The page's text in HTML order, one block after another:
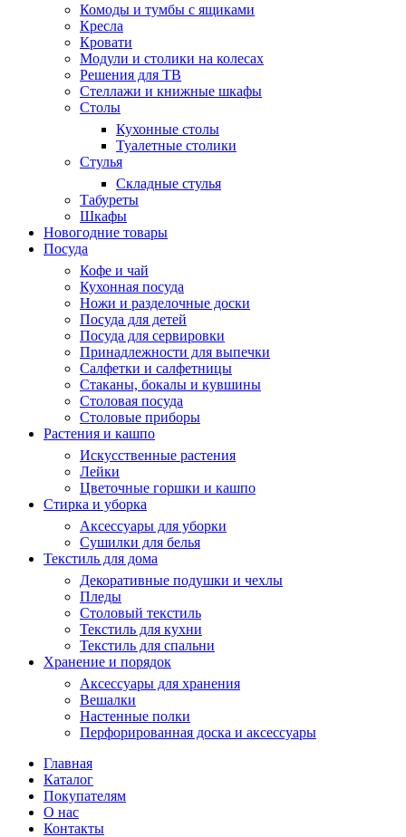
Комоды и тумбы с ящиками
Кресла
Кровати
Модули и столики на колесах
Решения для ТВ
Стеллажи и книжные шкафы
Столы
Кухонные столы
Туалетные столики
Стулья
Складные стулья
Табуреты
Шкафы
Новогодние товары
Посуда
Кофе и чай
Кухонная посуда
Ножи и разделочные доски
Посуда для детей
Посуда для сервировки
Принадлежности для выпечки
Салфетки и салфетницы
Стаканы, бокалы и кувшины
Столовая посуда
Столовые приборы
Растения и кашпо
Искусственные растения
Лейки
Цветочные горшки и кашпо
Стирка и уборка
Аксессуары для уборки
Сушилки для белья
Текстиль для дома
Декоративные подушки и чехлы
Пледы
Столовый текстиль
Текстиль для кухни
Текстиль для спальни
Хранение и порядок
Аксессуары для хранения
Вешалки
Настенные полки
Перфорированная доска и аксессуары
Главная
Каталог
Покупателям
О нас
Контакты